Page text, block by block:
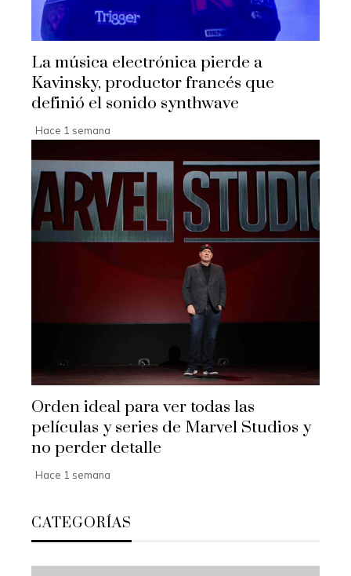
La música electrónica pierde a
Kavinsky, productor francés que
definió el sonido synthwave
Hace 1 semana
Orden ideal para ver todas las
películas y series de Marvel Studios y
no perder detalle
Hace 1 semana
CATEGORÍAS